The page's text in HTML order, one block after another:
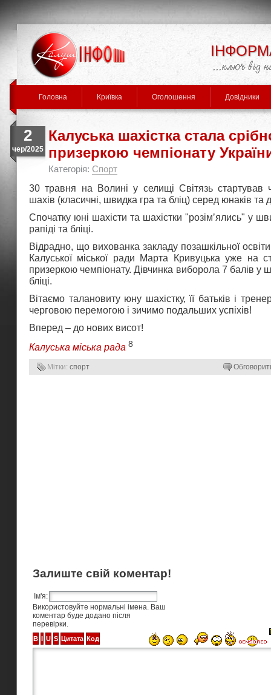
Головна Криївка Оголошення Довідники
2
чер/2025
Калуська шахістка стала
призеркою чемпіонату
Категорія: Спорт
30 травня на Волині у селищі Світязь стартував
шахів (класичні, швидка гра та бліц) серед юнаків та
Спочатку юні шахісти та шахістки "розімʼялись" у
рапіді та бліці.
Відрадно, що вихованка закладу позашкільної
Калуської міської ради Марта Кривуцька уже на
призеркою чемпіонату. Дівчинка виборола 7 балів у
бліці.
Вітаємо талановиту юну шахістку, її батьків і
черговою перемогою і зичимо подальших успіхів!
Вперед – до нових висот!
Калуська міська рада 8
Мітки: спорт
Залиште свій коментар!
Ім'я:
Використовуйте нормальні імена. Ваш
коментар буде додано після
перевірки.